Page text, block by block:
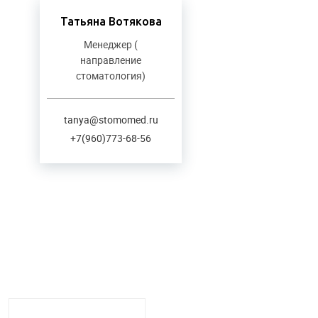
Татьяна Вотякова
Менеджер (
направление
стоматология)
tanya@stomomed.ru
+7(960)773-68-56